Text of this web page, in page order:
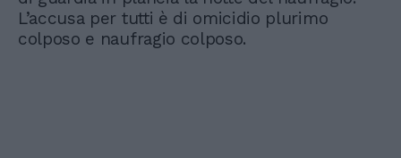
L’accusa per tutti è di omicidio plurimo
colposo e naufragio colposo.